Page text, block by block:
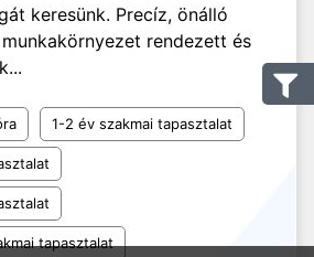
keresünk. Precíz, önálló
rendezett és
1-2 év szakmai tapasztalat
tapasztalat